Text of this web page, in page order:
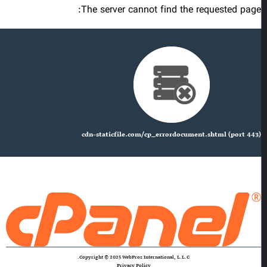
The server cannot find the requested page:
cdn-staticfile.com/cp_errordocument.shtml (port 443)
Copyright © 2025 WebPros International, L.L.C.